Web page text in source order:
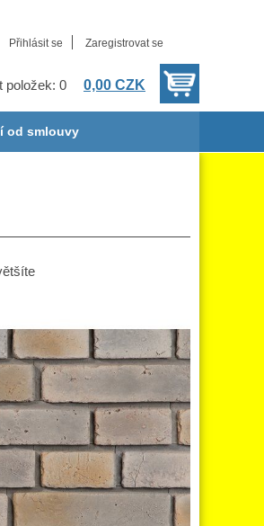
Přihlásit se Zaregistrovat se
položek: 0 0,00 CZK
od smlouvy